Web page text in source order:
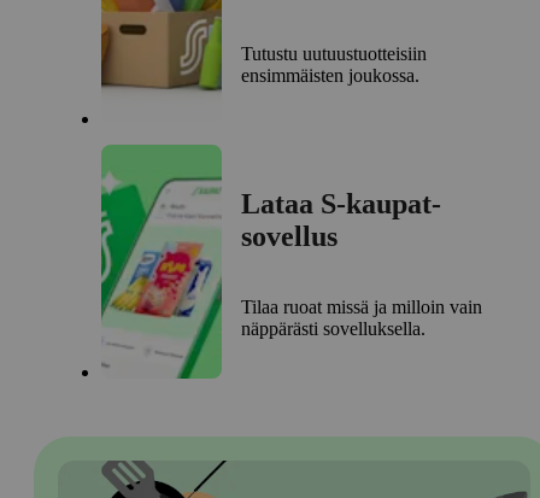
Tutustu uutuustuotteisiin
ensimmäisten joukossa.
Lataa S-kaupat-
sovellus
Tilaa ruoat missä ja milloin vain
näppärästi sovelluksella.